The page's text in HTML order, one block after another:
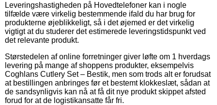
Leveringshastigheden på Hovedtelefoner kan i nogle
tilfælde være virkelig bestemmende ifald du har brug for
produkterne øjeblikkeligt, så i det øjemed er det virkelig
vigtigt at du studerer det estimerede leveringstidspunkt ved
det relevante produkt.
Størstedelen af online forretninger giver løfte om 1 hverdags
levering på mange af shoppens produkter, eksempelvis
Coghlans Cutlery Set – Bestik, men som trods alt er forudsat
at bestillingen anbringes før et bestemt klokkeslæt, sådan at
de sandsynligvis kan nå at få dit nye produkt skippet afsted
forud for at de logistikansatte får fri.